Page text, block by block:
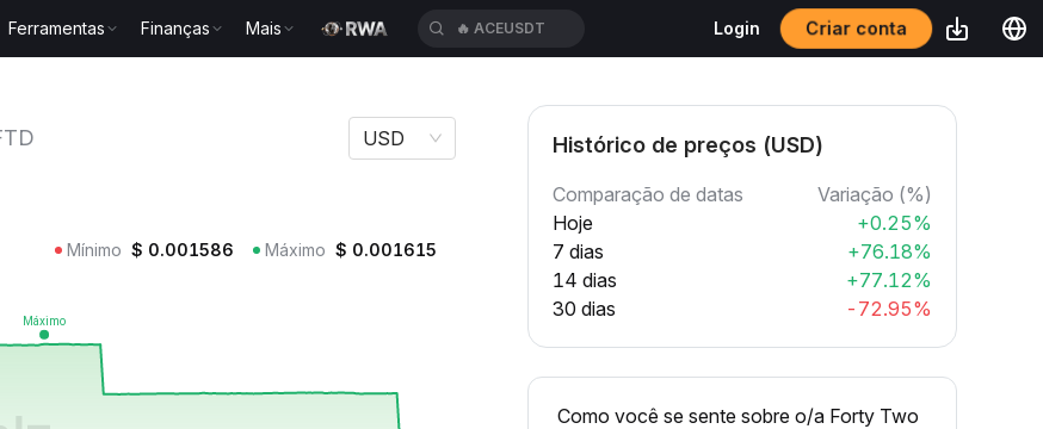
Ferramentas Finanças Mais 🔥 ACEUSDT Login Criar conta
USD
Mínimo $ 0.001586 Máximo $ 0.001615
Histórico de preços (USD)
Comparação de datas
Variação (%)
Hoje
+0.25%
7 dias
+76.18%
14 dias
+77.12%
30 dias
-72.95%
Como você se sente sobre o/a Forty Two